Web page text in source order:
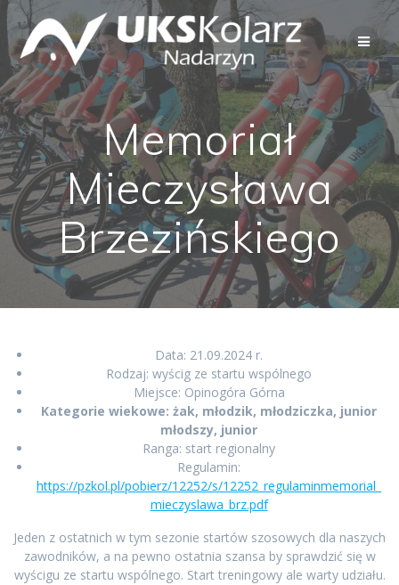
Przejdź
do
treści
Memoriał
Mieczysława
Brzezińskiego
Data: 21.09.2024 r.
Rodzaj: wyścig ze startu wspólnego
Miejsce: Opinogóra Górna
Kategorie wiekowe: żak, młodzik, młodziczka, junior
młodszy, junior
Ranga: start regionalny
Regulamin:
https://pzkol.pl/pobierz/12252/s/12252_regulaminmemorial_
mieczyslawa_brz.pdf
Jeden z ostatnich w tym sezonie startów szosowych dla naszych
zawodników, a na pewno ostatnia szansa by sprawdzić się w
wyścigu ze startu wspólnego. Start treningowy ale warty udziału.